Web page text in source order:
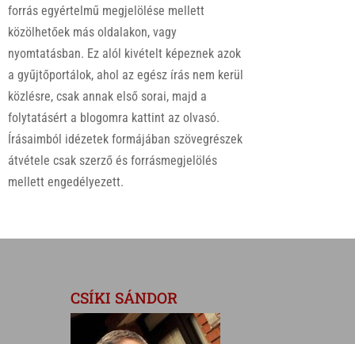
forrás egyértelmű megjelölése mellett
közölhetőek más oldalakon, vagy
nyomtatásban. Ez alól kivételt képeznek azok
a gyűjtőportálok, ahol az egész írás nem kerül
közlésre, csak annak első sorai, majd a
folytatásért a blogomra kattint az olvasó.
Írásaimból idézetek formájában szövegrészek
átvétele csak szerző és forrásmegjelölés
mellett engedélyezett.
CSÍKI SÁNDOR